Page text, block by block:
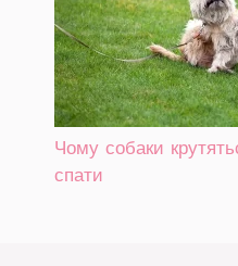
Чому собаки
спати